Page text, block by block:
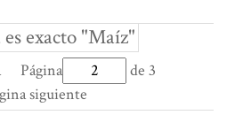
exacto "Maíz"
Página
de 3
siguiente